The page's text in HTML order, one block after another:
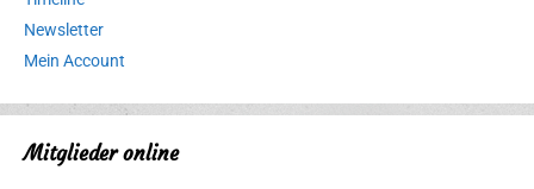
Newsletter
Mein Account
Mitglieder online